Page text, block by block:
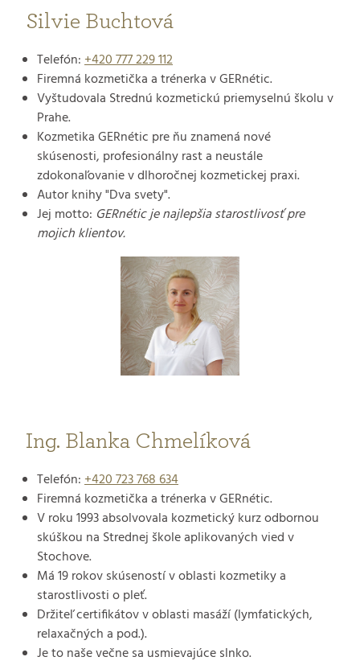
Silvie Buchtová
Telefón:+420 777 229 112
Firemná kozmetička a trénerka v GERnétic.
Vyštudovala Strednú kozmetickú priemyselnú školu v
Prahe.
Kozmetika GERnétic pre ňu znamená nové
skúsenosti, profesionálny rast a neustále
zdokonaľovanie v dlhoročnej kozmetickej praxi.
Autor knihy "Dva svety".
Jej motto: GERnétic je najlepšia starostlivosť pre
mojich klientov.
Ing. Blanka Chmelíková
Telefón:+420 723 768 634
Firemná kozmetička a trénerka v GERnétic.
V roku 1993 absolvovala kozmetický kurz odbornou
skúškou na Strednej škole aplikovaných vied v
Stochove.
Má 19 rokov skúseností v oblasti kozmetiky a
starostlivosti o pleť.
Držiteľ certifikátov v oblasti masáží (lymfatických,
relaxačných a pod.).
Je to naše večne sa usmievajúce slnko.